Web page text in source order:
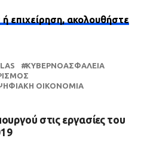
επιχείρηση, ακολουθήστε
ΚΥΒΕΡΝΟΑΣΦΆΛΕΙΑ
ΟΙΚΟΝΟΜΊΑ
στις εργασίες του